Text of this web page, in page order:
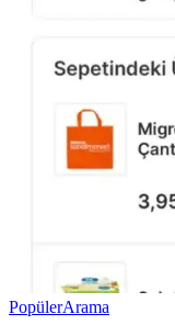
PopülerArama